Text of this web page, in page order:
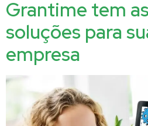
Grantime tem
soluções para
empresa